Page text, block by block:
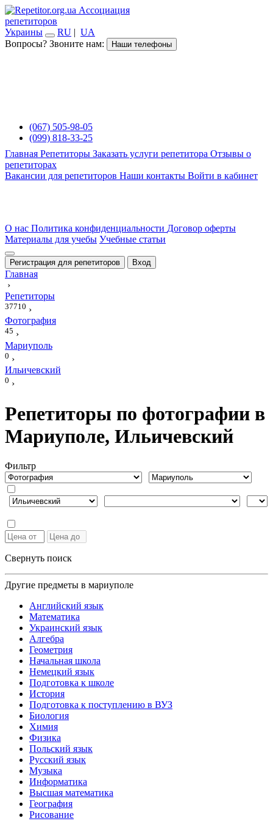
Ассоциация
репетиторов
Украины
RU | UA
Вопросы? Звоните нам:
Наши телефоны
(067) 505-98-05
(099) 818-33-25
Главная Репетиторы Заказать услуги репетитора Отзывы о
репетиторах
Вакансии для репетиторов Наши контакты Войти в кабинет
О нас Политика конфиденциальности Договор оферты
Материалы для учебы Учебные статьи
Регистрация для репетиторов Вход
Главная
›
Репетиторы
37710 ›
Фотография
45 ›
Мариуполь
0 ›
Ильичевский
0 ›
Репетиторы по фотографии в
Мариуполе, Ильичевский
Фильтр
Свернуть поиск
Другие предметы в мариуполе
Английский язык
Математика
Украинский язык
Алгебра
Геометрия
Начальная школа
Немецкий язык
Подготовка к школе
История
Подготовка к поступлению в ВУЗ
Биология
Химия
Физика
Польский язык
Русский язык
Музыка
Информатика
Высшая математика
География
Рисование